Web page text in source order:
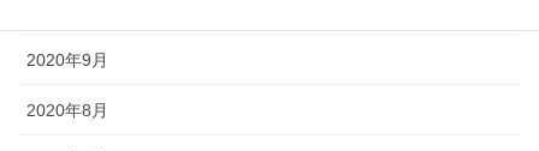
2020年9月
2020年8月